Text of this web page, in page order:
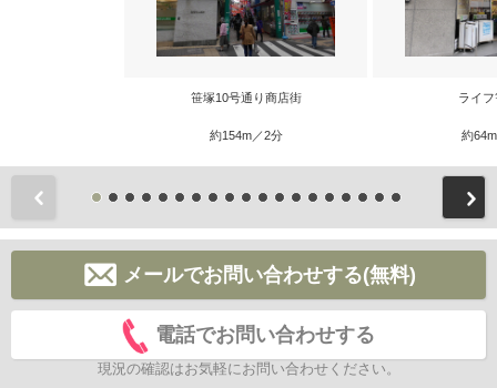
笹塚10号通り商店街
約154m／2分
ライ
約
メールでお問い合わせする(無料)
電話でお問い合わせする
現況の確認はお気軽にお問い合わせください。